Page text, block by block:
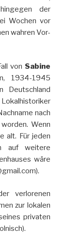
der
Wochen vor
wahren Vor-
von Sabine
1934-1945
Deutschland
nach
Wenn
alt. Für jeden
auf weitere
wäre
verlorenen
zur lokalen
privaten